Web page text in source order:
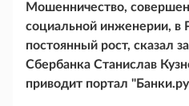
Мошенничество,
социальной инженерии, в
постоянный рост, сказал
Сбербанка Станислав
приводит портал